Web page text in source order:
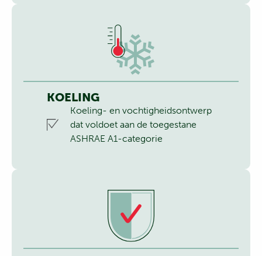
KOELING
Koeling- en vochtigheidsontwerp
dat voldoet aan de toegestane
ASHRAE A1-categorie